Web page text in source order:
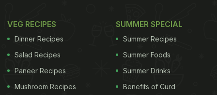
VEG RECIPES
Dinner Recipes
Salad Recipes
Paneer Recipes
Mushroom Recipes
SUMMER SPECIAL
Summer Recipes
Summer Foods
Summer Drinks
Benefits of Curd